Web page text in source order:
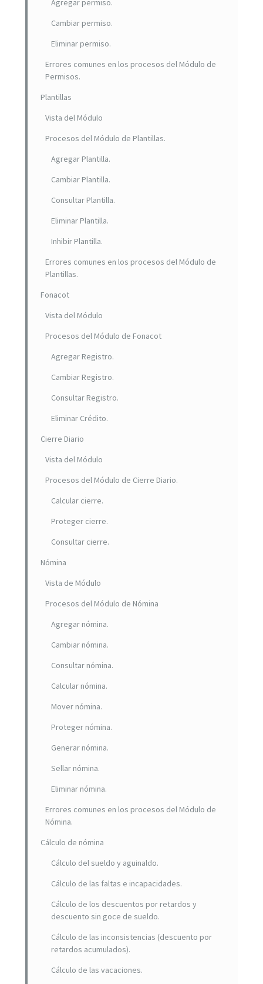
Cambiar permiso.
Eliminar permiso.
Errores comunes en los procesos del Módulo de
Permisos.
Plantillas
Vista del Módulo
Procesos del Módulo de Plantillas.
Agregar Plantilla.
Cambiar Plantilla.
Consultar Plantilla.
Eliminar Plantilla.
Inhibir Plantilla.
Errores comunes en los procesos del Módulo de
Plantillas.
Fonacot
Vista del Módulo
Procesos del Módulo de Fonacot
Agregar Registro.
Cambiar Registro.
Consultar Registro.
Eliminar Crédito.
Cierre Diario
Vista del Módulo
Procesos del Módulo de Cierre Diario.
Calcular cierre.
Proteger cierre.
Consultar cierre.
Nómina
Vista de Módulo
Procesos del Módulo de Nómina
Agregar nómina.
Cambiar nómina.
Consultar nómina.
Calcular nómina.
Mover nómina.
Proteger nómina.
Generar nómina.
Sellar nómina.
Eliminar nómina.
Errores comunes en los procesos del Módulo de
Nómina.
Cálculo de nómina
Cálculo del sueldo y aguinaldo.
Cálculo de las faltas e incapacidades.
Cálculo de los descuentos por retardos y
descuento sin goce de sueldo.
Cálculo de las inconsistencias (descuento por
retardos acumulados).
Cálculo de las vacaciones.